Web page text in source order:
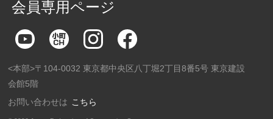
会員専用ページ
<本部>〒104-0032 東京都中央区八丁堀2丁目8番5号 東京建設
会館5階
お問い合わせは こちら